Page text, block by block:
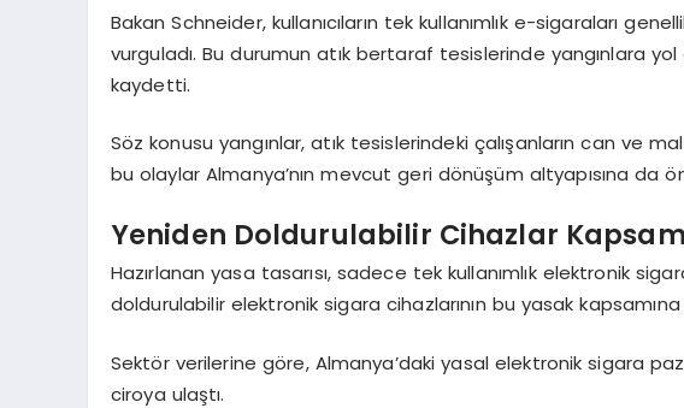
Bakan Schneider, kullanıcıların tek kullanımlık e-sigaraları
vurguladı. Bu durumun atık bertaraf tesislerinde yangınlara
kaydetti.
Söz konusu yangınlar, atık tesislerindeki çalışanların can ve
bu olaylar Almanya’nın mevcut geri dönüşüm altyapısına da
Yeniden Doldurulabilir Cihazlar Kapsam
Hazırlanan yasa tasarısı, sadece tek kullanımlık elektronik
doldurulabilir elektronik sigara cihazlarının bu yasak kapsamına
Sektör verilerine göre, Almanya’daki yasal elektronik sigara
ciroya ulaştı.